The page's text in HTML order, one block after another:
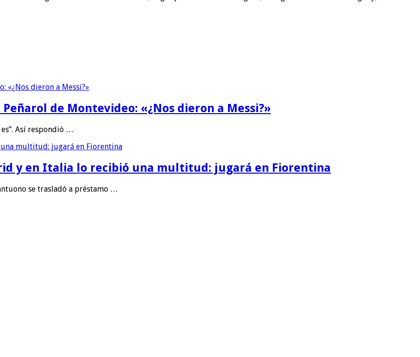
de Montevideo: «¿Nos dieron a Messi?»
Así respondió …
y en Italia lo recibió una multitud: jugará en Fiorentina
se trasladó a préstamo …